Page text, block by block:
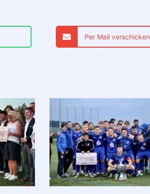
Per Mail verschicken